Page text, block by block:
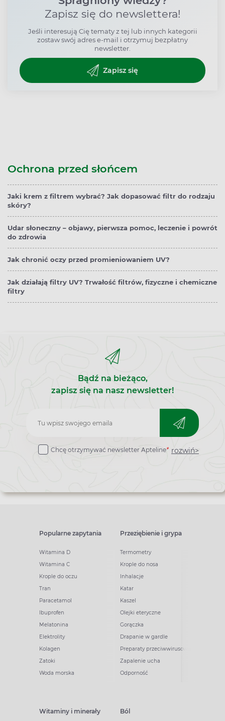
Zapisz się do newslettera!
Jeśli interesują Cię tematy z tej lub innych kategorii
zostaw swój adres e-mail i otrzymuj bezpłatny
newsletter.
Zapisz się
Ochrona przed słońcem
Jaki krem z filtrem wybrać? Jak dopasować filtr do rodzaju
skóry?
Udar słoneczny – objawy, pierwsza pomoc, leczenie i powrót
do zdrowia
Jak chronić oczy przed promieniowaniem UV?
Jak działają filtry UV? Trwałość filtrów, fizyczne i chemiczne
filtry
Bądź na bieżąco,
zapisz się na nasz newsletter!
Zapisz
do
Chcę otrzymywać newsletter Apteline* rozwiń>
Popularne zapytania
Witamina D
Witamina C
Krople do oczu
Tran
Paracetamol
Ibuprofen
Melatonina
Elektrolity
Kolagen
Zatoki
Woda morska
Przeziębienie i grypa
Termometry
Krople do nosa
Inhalacje
Katar
Kaszel
Olejki eteryczne
Gorączka
Drapanie w gardle
Preparaty przeciwwirusowe
Zapalenie ucha
Odporność
Witaminy i minerały Ból